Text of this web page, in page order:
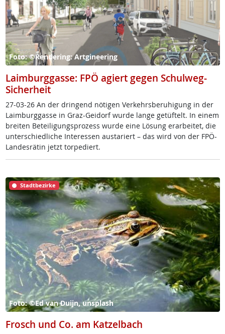
Foto: ©Rendering: Artgineering
Laimburggasse: FPÖ agiert gegen Schulweg-
Sicherheit
27-03-26 An der drin­gend nö­t­i­gen Ver­kehrs­be­ru­hi­gung in der
Laim­burg­gas­se in Graz-Gei­dorf wur­de lan­ge ge­tüf­telt. In ei­nem
brei­ten Be­tei­li­gung­s­pro­zess wur­de ei­ne Lö­sung er­ar­bei­tet, die
un­ter­schied­li­che In­ter­es­sen au­s­ta­riert – das wird von der FPÖ-
Lan­des­rä­tin jetzt tor­pe­diert.
Stadtbezirke
Foto: ©Ed van Duijn, unsplash
Frosch und Co. am Katzelbach